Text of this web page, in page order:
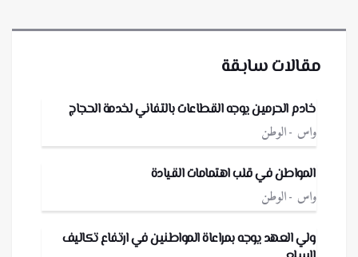
مقالات سابقة
خادم الحرمين يوجه القطاعات بالتفاني لخدمة الحجاج
واس الوطن
المواطن في قلب اهتمامات القيادة
واس الوطن
ولي العهد يوجه بمراعاة المواطنين في ارتفاع تكاليف